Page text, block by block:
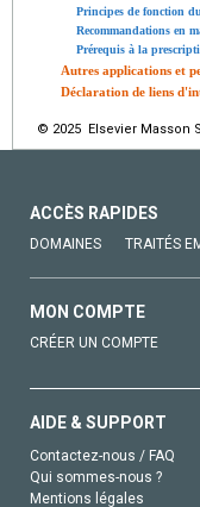
Principes de fonction
Recommandations en
Prérequis à la
Autres applications et
Déclaration de liens
© 2025 Elsevier Masson
ACCÈS RAPIDES
DOMAINES TRAITÉS
MON COMPTE
CRÉER UN COMPTE
AIDE & SUPPORT
Contactez-nous / FAQ
Qui sommes-nous ?
Mentions légales